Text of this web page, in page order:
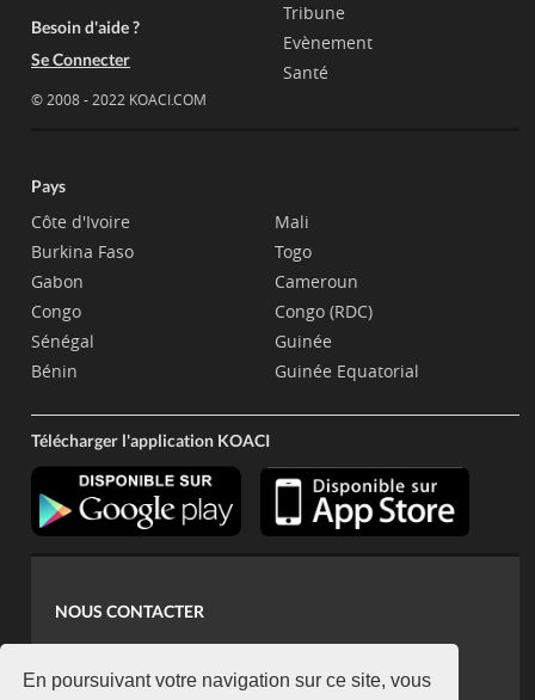
En poursuivant votre navigation sur ce site, vous
Besoin d'aide ?
Se Connecter
© 2008 - 2022 KOACI.COM
Tribune
Evènement
Santé
Pays
Côte d'Ivoire
Burkina Faso
Gabon
Congo
Sénégal
Bénin
Mali
Togo
Cameroun
Congo (RDC)
Guinée
Guinée Equatorial
Télécharger l'application KOACI
NOUS CONTACTER
koaci@yahoo.fr